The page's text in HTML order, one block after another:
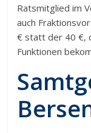
Ratsmitglied im
auch
€ statt der 40 €,
Funktionen